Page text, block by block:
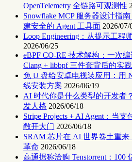
OpenTelemetry 全链路可观测性
Snowflake MCP 服务器设计指
建安全的 Agent 工具面 2026/07/
Loop Engineering：从提示工程
2026/06/25
eBPF CO-RE 技术解构：一次
Clang + libbpf 三件套背后的实践
免 U 盘给安卓电视装应用：用
线安装方案 2026/06/19
AI 时代你是什么类型的开发者
发人格 2026/06/18
Stripe Projects + AI Agent：当
敞开大门 2026/06/18
SRAM 芯片在 AI 世界卷土重
革命 2026/06/18
高通据称洽购 Tenstorrent：100